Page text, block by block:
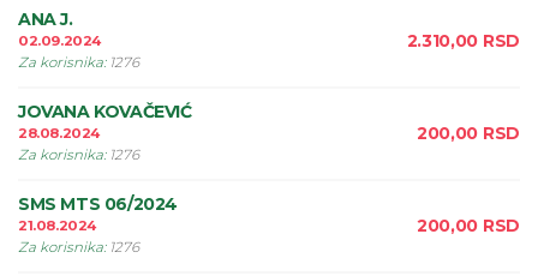
ANA J.
02.09.2024
Za korisnika: 1276
2.310,00 RSD
JOVANA KOVAČEVIĆ
28.08.2024
Za korisnika: 1276
200,00 RSD
SMS MTS 06/2024
21.08.2024
Za korisnika: 1276
200,00 RSD